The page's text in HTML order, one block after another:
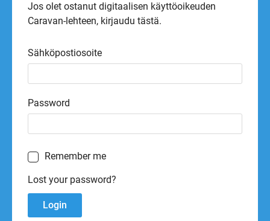
Jos olet ostanut digitaalisen käyttöoikeuden
Caravan-lehteen, kirjaudu tästä.
Sähköpostiosoite
Password
Remember me
Lost your password?